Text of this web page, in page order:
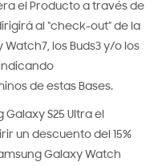
el Producto a través de
al “check-out” de la
los Buds3 y/o los
de estas Bases.
Galaxy S25 Ultra el
un descuento del 15%
Galaxy Watch